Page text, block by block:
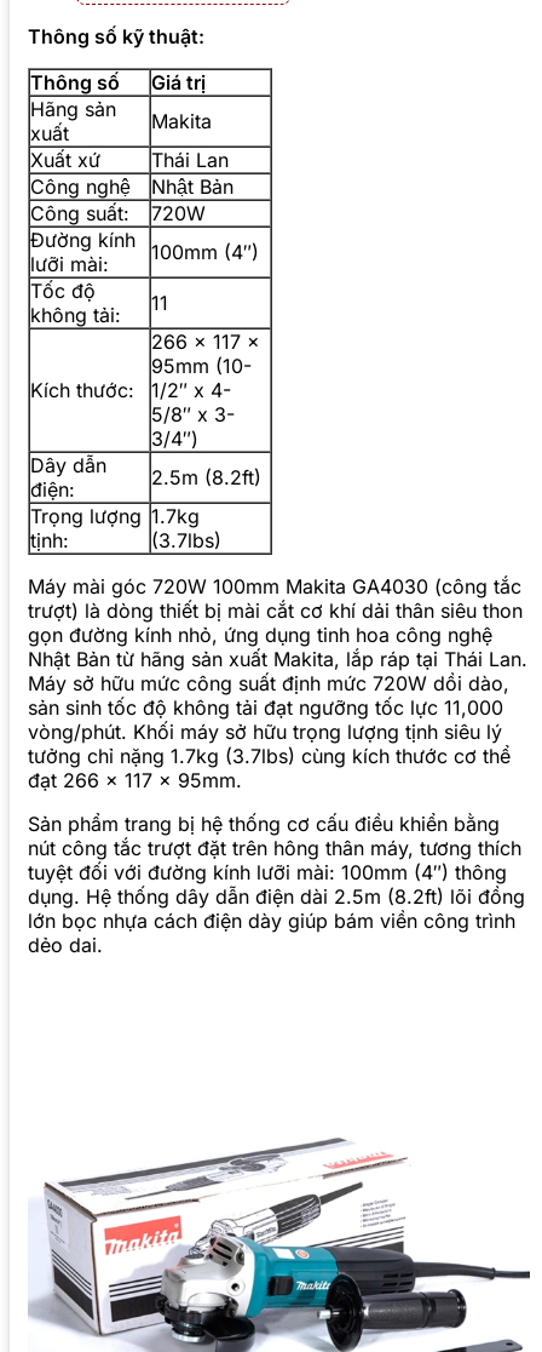
Thông số kỹ thuật:
Thông số
Giá trị
Hãng sản
xuất
Makita
Xuất xứ
Thái Lan
Công nghệ
Nhật Bản
Công suất:
720W
Đường kính
lưỡi mài:
100mm (4″)
Tốc độ
không tải:
11
Kích thước:
266 x 117 x
95mm (10-
1/2″ x 4-
5/8″ x 3-
3/4″)
Dây dẫn
điện:
2.5m (8.2ft)
Trọng lượng
tịnh:
1.7kg
(3.7lbs)
Máy mài góc 720W 100mm Makita GA4030 (công tắc
trượt) là dòng thiết bị mài cắt cơ khí dải thân siêu thon
gọn đường kính nhỏ, ứng dụng tinh hoa công nghệ
Nhật Bản từ hãng sản xuất Makita, lắp ráp tại Thái Lan.
Máy sở hữu mức công suất định mức 720W dồi dào,
sản sinh tốc độ không tải đạt ngưỡng tốc lực 11,000
vòng/phút. Khối máy sở hữu trọng lượng tịnh siêu lý
tưởng chỉ nặng 1.7kg (3.7lbs) cùng kích thước cơ thể
đạt 266 x 117 x 95mm.
Sản phẩm trang bị hệ thống cơ cấu điều khiển bằng
nút công tắc trượt đặt trên hông thân máy, tương thích
tuyệt đối với đường kính lưỡi mài: 100mm (4″) thông
dụng. Hệ thống dây dẫn điện dài 2.5m (8.2ft) lõi đồng
lớn bọc nhựa cách điện dày giúp bám viền công trình
dẻo dai.